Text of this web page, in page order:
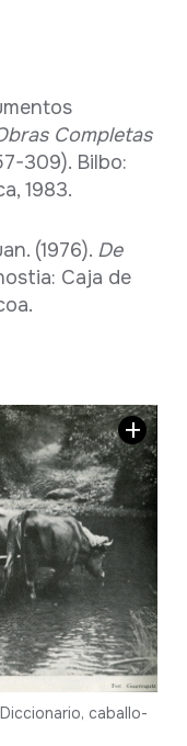
Completas
309). Bilbo:
1983.
(1976). De
Caja de
caballo-